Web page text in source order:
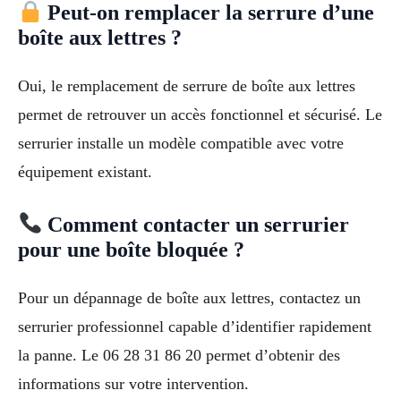
Peut-on remplacer la serrure d’une
boîte aux lettres ?
Oui, le remplacement de serrure de boîte aux lettres
permet de retrouver un accès fonctionnel et sécurisé. Le
serrurier installe un modèle compatible avec votre
équipement existant.
Comment contacter un serrurier
pour une boîte bloquée ?
Pour un dépannage de boîte aux lettres, contactez un
serrurier professionnel capable d’identifier rapidement
la panne. Le 06 28 31 86 20 permet d’obtenir des
informations sur votre intervention.